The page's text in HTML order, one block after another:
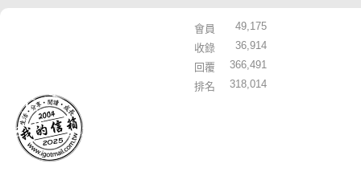
會員
49,175
收錄
36,914
回覆
366,491
排名
318,014